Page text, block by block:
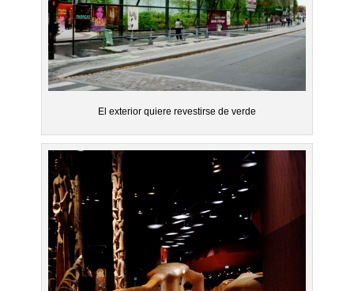
El exterior quiere revestirse de verde